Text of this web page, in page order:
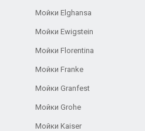
Мойки Elghansa
Мойки Ewigstein
Мойки Florentina
Мойки Franke
Мойки Granfest
Мойки Grohe
Мойки Kaiser